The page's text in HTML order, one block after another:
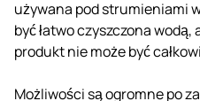
używana pod strumieniami
być łatwo czyszczona
produkt nie może być
Możliwości są ogromne po